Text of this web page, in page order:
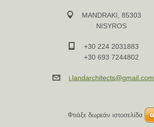
MANDRAKI, 85303
NISYROS
+30 224 2031883
+30 693 7244802
i.landarchitects@gmail.com
Φτιάξε δωρεάν ιστοσελίδα